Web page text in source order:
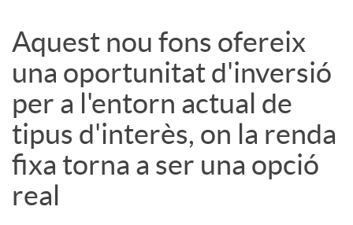
a
l
s
Aquest nou fons ofereix
una oportunitat d'inversió
per a l'entorn actual de
tipus d'interès, on la renda
fixa torna a ser una opció
real